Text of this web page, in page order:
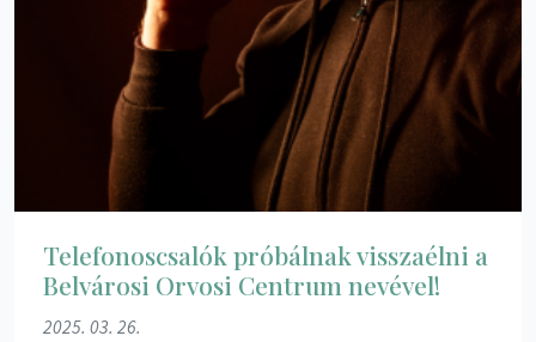
Telefonoscsalók próbálnak visszaélni a
Belvárosi Orvosi Centrum nevével!
2025. 03. 26.